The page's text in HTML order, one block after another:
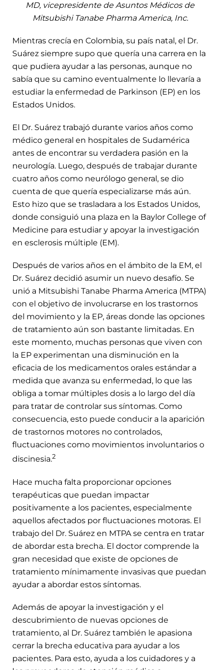
MD, vicepresidente de Asuntos Médicos de
Mitsubishi Tanabe Pharma America, Inc.
Mientras crecía en Colombia, su país natal, el Dr.
Suárez siempre supo que quería una carrera en la
que pudiera ayudar a las personas, aunque no
sabía que su camino eventualmente lo llevaría a
estudiar la enfermedad de Parkinson (EP) en los
Estados Unidos.
El Dr. Suárez trabajó durante varios años como
médico general en hospitales de Sudamérica
antes de encontrar su verdadera pasión en la
neurología. Luego, después de trabajar durante
cuatro años como neurólogo general, se dio
cuenta de que quería especializarse más aún.
Esto hizo que se trasladara a los Estados Unidos,
donde consiguió una plaza en la Baylor College of
Medicine para estudiar y apoyar la investigación
en esclerosis múltiple (EM).
Después de varios años en el ámbito de la EM, el
Dr. Suárez decidió asumir un nuevo desafío. Se
unió a Mitsubishi Tanabe Pharma America (MTPA)
con el objetivo de involucrarse en los trastornos
del movimiento y la EP, áreas donde las opciones
de tratamiento aún son bastante limitadas. En
este momento, muchas personas que viven con
la EP experimentan una disminución en la
eficacia de los medicamentos orales estándar a
medida que avanza su enfermedad, lo que las
obliga a tomar múltiples dosis a lo largo del día
para tratar de controlar sus síntomas. Como
consecuencia, esto puede conducir a la aparición
de trastornos motores no controlados,
fluctuaciones como movimientos involuntarios o
discinesia.2
Hace mucha falta proporcionar opciones
terapéuticas que puedan impactar
positivamente a los pacientes, especialmente
aquellos afectados por fluctuaciones motoras. El
trabajo del Dr. Suárez en MTPA se centra en tratar
de abordar esta brecha. El doctor comprende la
gran necesidad que existe de opciones de
tratamiento mínimamente invasivas que puedan
ayudar a abordar estos síntomas.
Además de apoyar la investigación y el
descubrimiento de nuevas opciones de
tratamiento, al Dr. Suárez también le apasiona
cerrar la brecha educativa para ayudar a los
pacientes. Para esto, ayuda a los cuidadores y a